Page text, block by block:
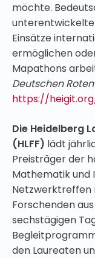
möchte.
Einsätze
ermöglichen
Mapathons
Deutschen
https://
Die Heidelberg
(HLFF) lädt
Preisträger der
Mathematik und
Netzwerktreffen
Forschenden
sechstägigen
den Laureaten